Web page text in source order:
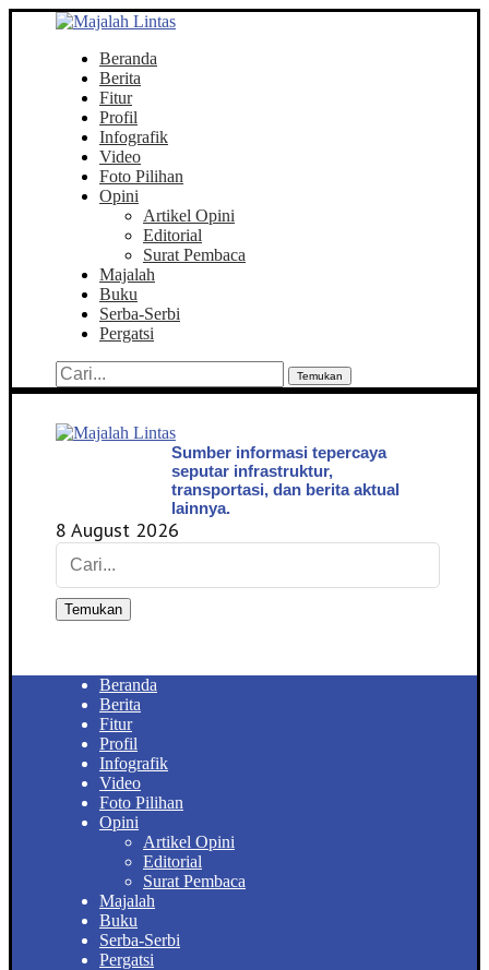
Beranda
Berita
Fitur
Profil
Infografik
Video
Foto Pilihan
Opini
Artikel Opini
Editorial
Surat Pembaca
Majalah
Buku
Serba-Serbi
Pergatsi
Temukan
Sumber informasi tepercaya
seputar infrastruktur,
transportasi, dan berita aktual
lainnya.
8 August 2026
Temukan
Beranda
Berita
Fitur
Profil
Infografik
Video
Foto Pilihan
Opini
Artikel Opini
Editorial
Surat Pembaca
Majalah
Buku
Serba-Serbi
Pergatsi